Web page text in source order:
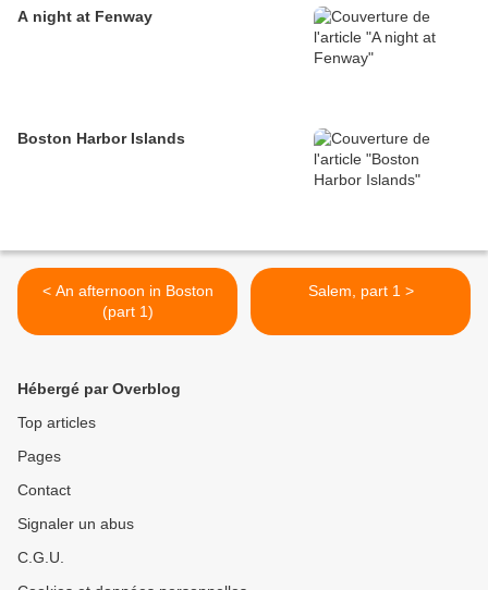
A night at Fenway
Boston Harbor Islands
< An afternoon in Boston
(part 1)
Salem, part 1 >
Hébergé par Overblog
Top articles
Pages
Contact
Signaler un abus
C.G.U.